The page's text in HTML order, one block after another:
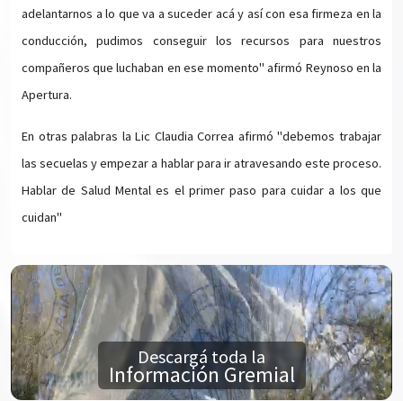
adelantarnos a lo que va a suceder acá y así con esa firmeza en la
conducción, pudimos conseguir los recursos para nuestros
compañeros que luchaban en ese momento" afirmó Reynoso en la
Apertura.
En otras palabras la Lic Claudia Correa afirmó "debemos trabajar
las secuelas y empezar a hablar para ir atravesando este proceso.
Hablar de Salud Mental es el primer paso para cuidar a los que
cuidan"
Descargá toda la
Información Gremial